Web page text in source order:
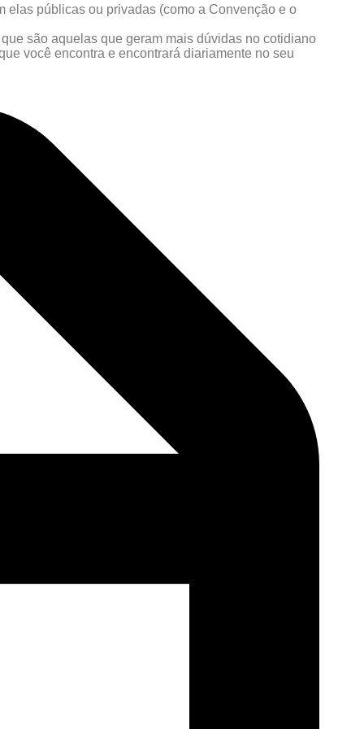
elas públicas ou privadas (como a Convenção e o
são aquelas que geram mais dúvidas no cotidiano
você encontra e encontrará diariamente no seu